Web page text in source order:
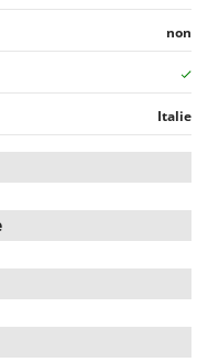
non
Italie
à induction
2.1 Kw
à 3 pistons axiaux